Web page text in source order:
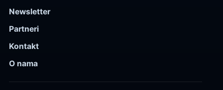
Newsletter
Partneri
Kontakt
O nama